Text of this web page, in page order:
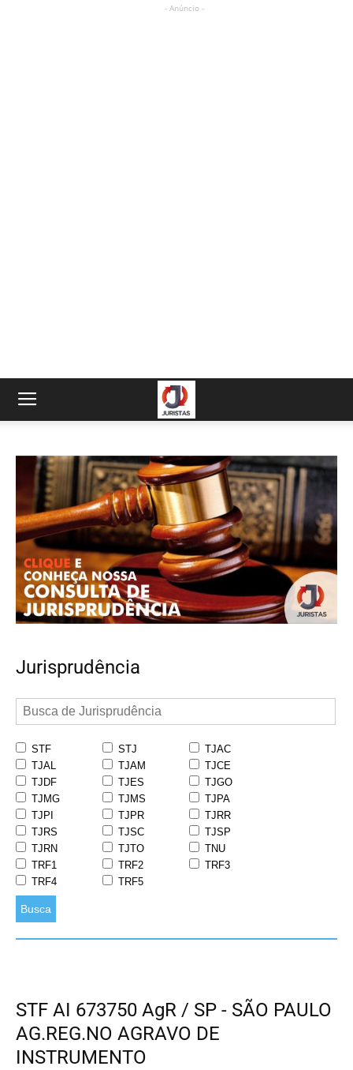
- Anúncio -
Jurisprudência
STF STJ
TJAC
TJAL
TJAM
TJCE
TJDF
TJES
TJGO
TJMG
TJMS
TJPA
TJPI
TJPR
TJRR
TJRS
TJSC
TJSP
TJRN
TJTO
TNU
TRF1
TRF2
TRF3
TRF4
TRF5
Busca
STF AI 673750 AgR / SP - SÃO PAULO
AG.REG.NO AGRAVO DE
INSTRUMENTO